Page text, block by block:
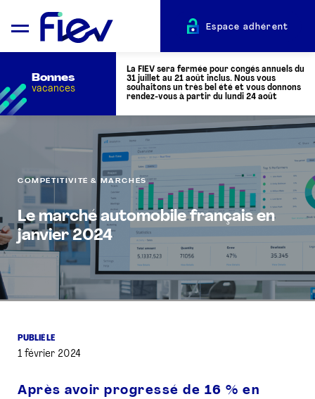
QUI SOMMES-NOUS ?
L’AUTOMOTIVE
ADHÉRENTS
ACTUALITÉS
PRESSE
Espace adhérent
Bonnes
vacances
La FIEV sera fermée pour congés annuels du
31 juillet au 21 août inclus. Nous vous
souhaitons un très bel été et vous donnons
rendez-vous à partir du lundi 24 août
COMPÉTITIVITÉ & MARCHÉS
Le marché automobile français en
janvier 2024
PUBLIÉ LE
1 février 2024
Après avoir progressé de 16 % en